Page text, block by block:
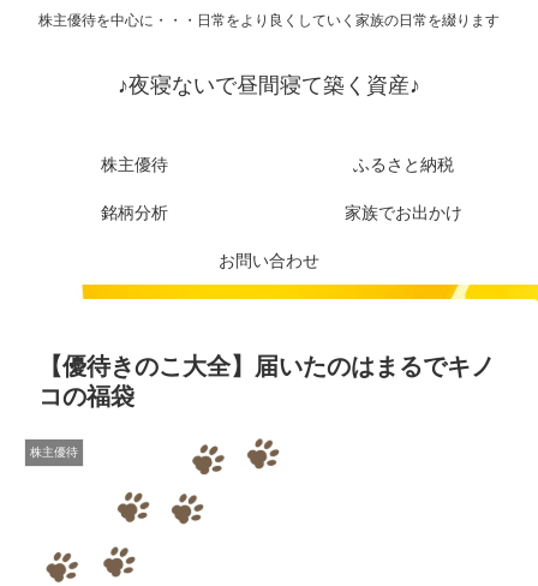
株主優待を中心に・・・日常をより良くしていく家族の日常を綴ります
♪夜寝ないで昼間寝て築く資産♪
株主優待 ふるさと納税
銘柄分析 家族でお出かけ
お問い合わせ
【優待きのこ大全】届いたのはまるでキノ
コの福袋
株主優待